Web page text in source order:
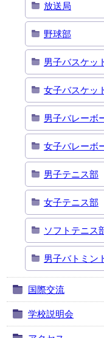
放送局
野球部
男子バスケッ
女子バスケッ
男子バレーボ
女子バレーボ
男子テニス部
女子テニス部
ソフトテニス
男子バトミン
国際交流
学校説明会